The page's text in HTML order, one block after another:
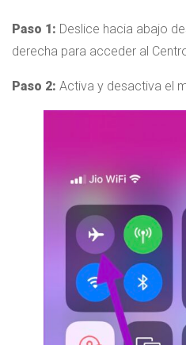
Paso 1: Deslice hacia abajo
derecha para acceder al
Paso 2: Activa y desactiva el